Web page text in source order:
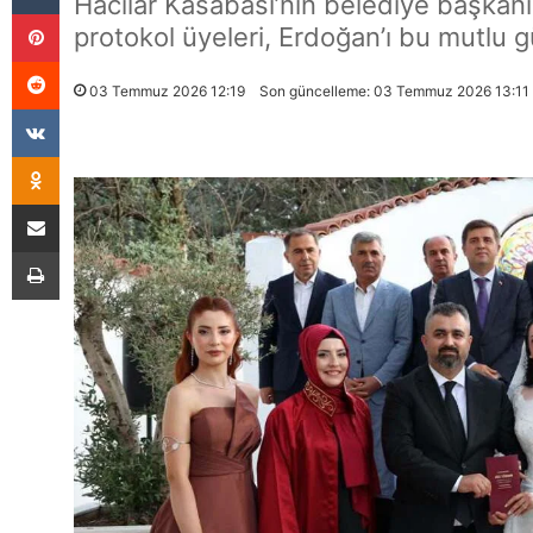
protokol üyeleri, Erdoğan’ı bu mutlu
03 Temmuz 2026 12:19 Son güncelleme: 03 Temmuz 2026 13:11
Pinterest
E-Posta İle Paylaş
Yazdır